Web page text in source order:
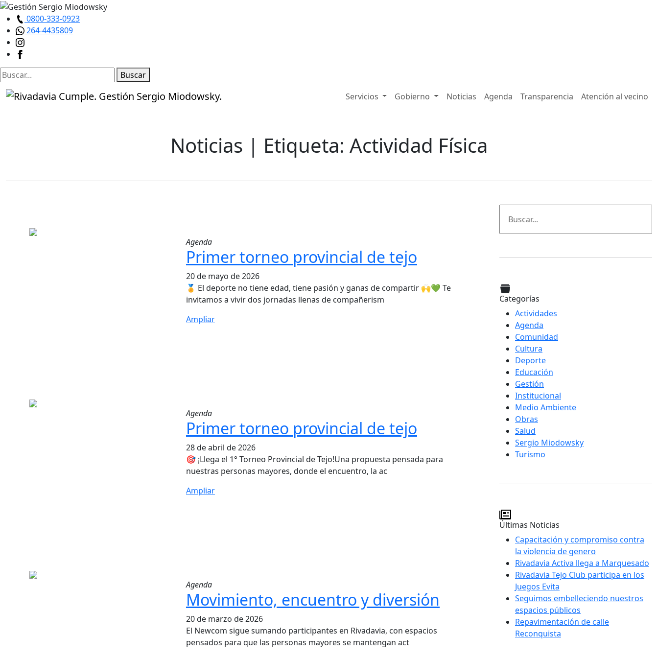
0800-333-0923
264-4435809
Buscar
Servicios
Gobierno Noticias Agenda Transparencia Atención al vecino
Noticias | Etiqueta: Actividad Física
Agenda
Primer torneo provincial de tejo
20 de mayo de 2026
🏅 El deporte no tiene edad, tiene pasión y ganas de compartir 🙌💚 Te
invitamos a vivir dos jornadas llenas de compañerism
Ampliar
Agenda
Primer torneo provincial de tejo
28 de abril de 2026
🎯 ¡Llega el 1° Torneo Provincial de Tejo!Una propuesta pensada para
nuestras personas mayores, donde el encuentro, la ac
Ampliar
Agenda
Movimiento, encuentro y diversión
20 de marzo de 2026
El Newcom sigue sumando participantes en Rivadavia, con espacios
pensados para que las personas mayores se mantengan act
Categorías
Actividades
Agenda
Comunidad
Cultura
Deporte
Educación
Gestión
Institucional
Medio Ambiente
Obras
Salud
Sergio Miodowsky
Turismo
Últimas Noticias
Capacitación y compromiso contra
la violencia de genero
Rivadavia Activa llega a Marquesado
Rivadavia Tejo Club participa en los
Juegos Evita
Seguimos embelleciendo nuestros
espacios públicos
Repavimentación de calle
Reconquista